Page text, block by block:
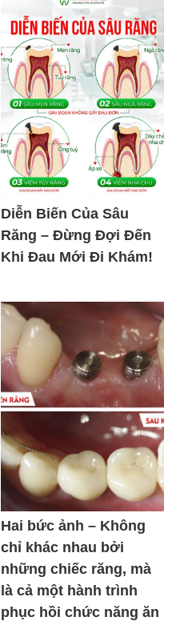
Diễn Biến Của Sâu
Răng – Đừng Đợi Đến
Khi Đau Mới Đi Khám!
Hai bức ảnh – Không
chỉ khác nhau bởi
những chiếc răng, mà
là cả một hành trình
phục hồi chức năng ăn